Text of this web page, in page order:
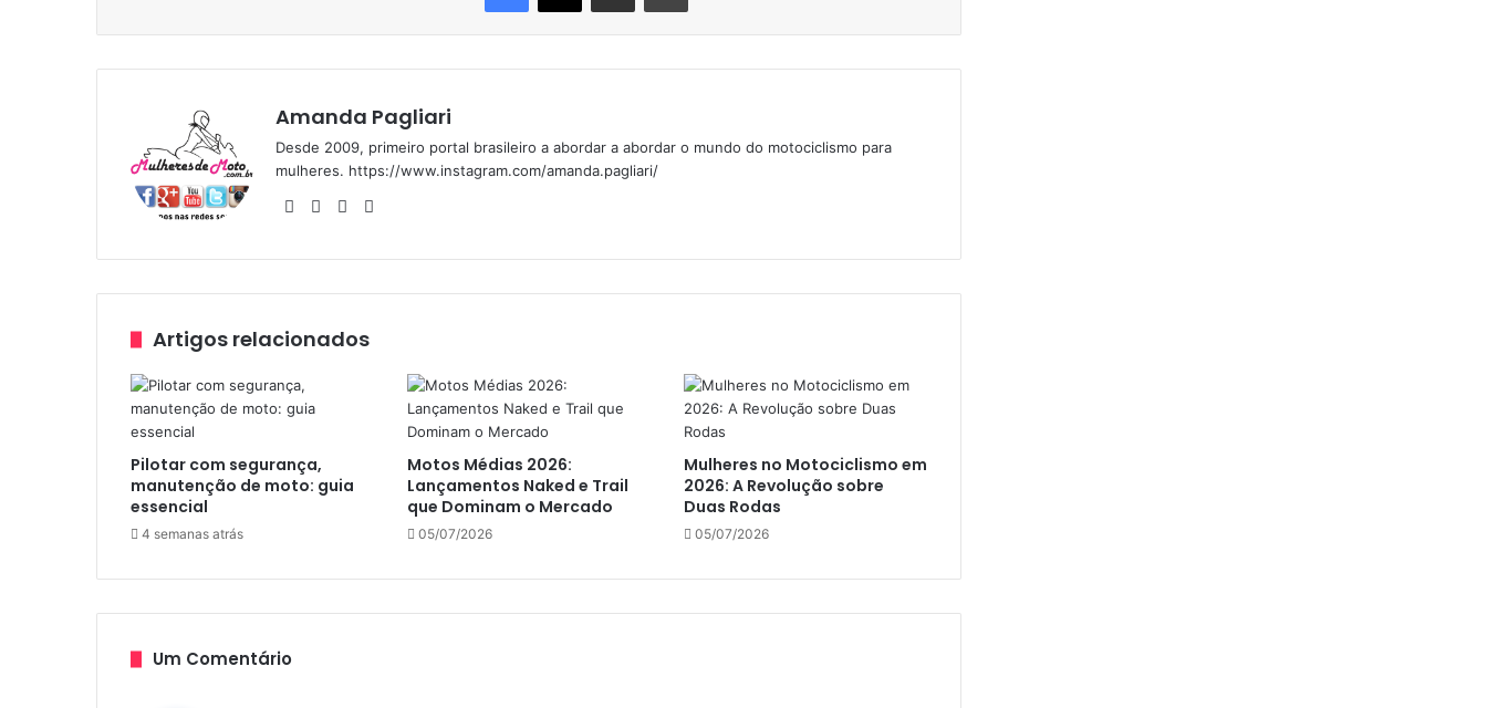
Amanda Pagliari
Desde 2009, primeiro portal brasileiro a abordar a abordar o mundo do motociclismo para
mulheres. https://www.instagram.com/amanda.pagliari/
We
te
Fa
bo
Yo
ub ra
Artigos relacionados
Pilotar com segurança,
manutenção de moto: guia
essencial
4 semanas atrás
Motos Médias 2026:
Lançamentos Naked e Trail
que Dominam o Mercado
05/07/2026
Mulheres no Motociclismo em
2026: A Revolução sobre
Duas Rodas
05/07/2026
Um Comentário